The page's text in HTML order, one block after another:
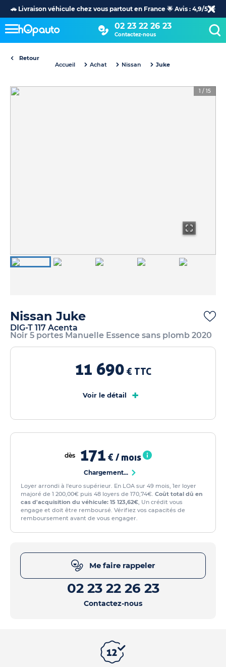
🚗 Livraison véhicule chez vous partout en France 🌟 Avis : 4,9/5 🌟
02 23 22 26 23
Contactez-nous
Retour
Accueil
Achat Nissan Juke
1 / 15
Nissan Juke
DIG-T 117 Acenta
Noir 5 portes Manuelle Essence sans plomb 2020
11 690 € TTC
Voir le détail +
dès 171 € / mois
Chargement...
Loyer arrondi à l'euro supérieur. En LOA sur 49 mois, 1er loyer
majoré de 1 200,00€ puis 48 loyers de 170,74€. Coût total dû en
cas d'acquisition du véhicule: 15 123,62€, Un crédit vous
engage et doit être remboursé. Vérifiez vos capacités de
remboursement avant de vous engager.
Me faire rappeler
02 23 22 26 23
Contactez-nous